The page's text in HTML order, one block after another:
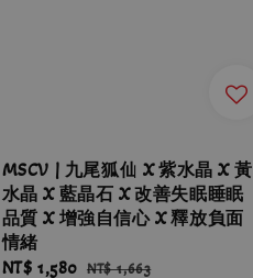
MSCV | 九尾狐仙 X 紫水晶 X 黃
水晶 X 藍晶石 X 改善失眠睡眠
品質 X 增強自信心 X 釋放負面
情緒
Sale
NT$ 1,580 Regular
NT$ 1,663